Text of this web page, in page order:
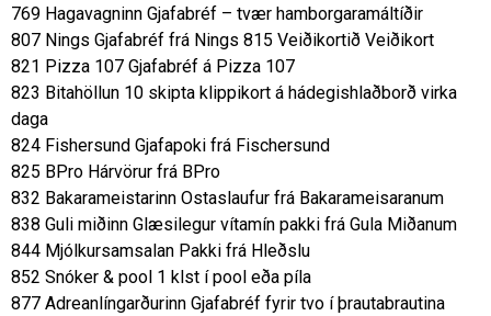
769 Hagavagninn Gjafabréf – tvær hamborgaramáltíðir
807 Nings Gjafabréf frá Nings 815 Veiðikortið Veiðikort
821 Pizza 107 Gjafabréf á Pizza 107
823 Bitahöllun 10 skipta klippikort á hádegishlaðborð virka
daga
824 Fishersund Gjafapoki frá Fischersund
825 BPro Hárvörur frá BPro
832 Bakarameistarinn Ostaslaufur frá Bakarameisaranum
838 Guli miðinn Glæsilegur vítamín pakki frá Gula Miðanum
844 Mjólkursamsalan Pakki frá Hleðslu
852 Snóker & pool 1 klst í pool eða píla
877 Adreanlíngarðurinn Gjafabréf fyrir tvo í þrautabrautina